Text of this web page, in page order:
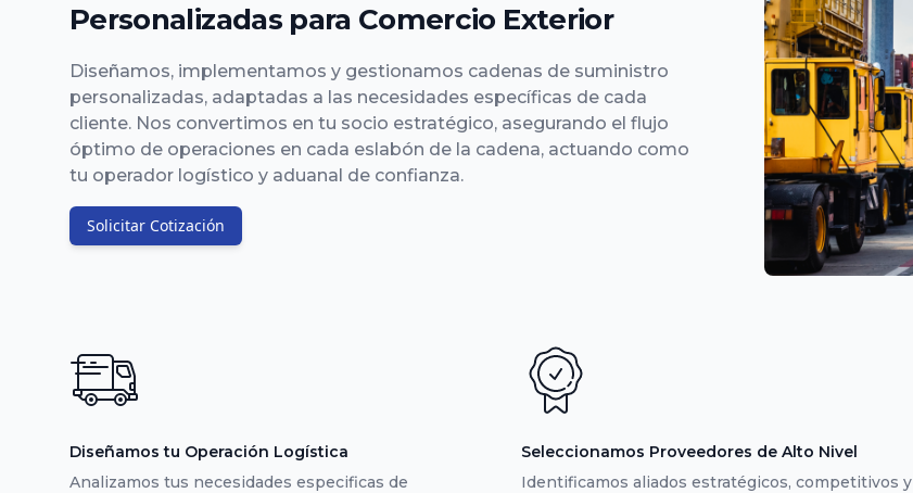
Personalizadas para Comercio Exterior
Diseñamos, implementamos y gestionamos cadenas de suministro
personalizadas, adaptadas a las necesidades específicas de cada
cliente. Nos convertimos en tu socio estratégico, asegurando el flujo
óptimo de operaciones en cada eslabón de la cadena, actuando como
tu operador logístico y aduanal de confianza.
Solicitar Cotización
Diseñamos tu Operación Logística
Analizamos tus necesidades especificas de
Seleccionamos Proveedores de Alto Nivel
Identificamos aliados estratégicos, competitivos y